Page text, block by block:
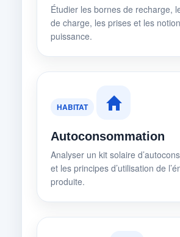
Étudier les bornes de recharge,
de charge, les prises et les
puissance.
HABITAT
Autoconsommation
Analyser un kit solaire
et les principes d’utilisation de
produite.